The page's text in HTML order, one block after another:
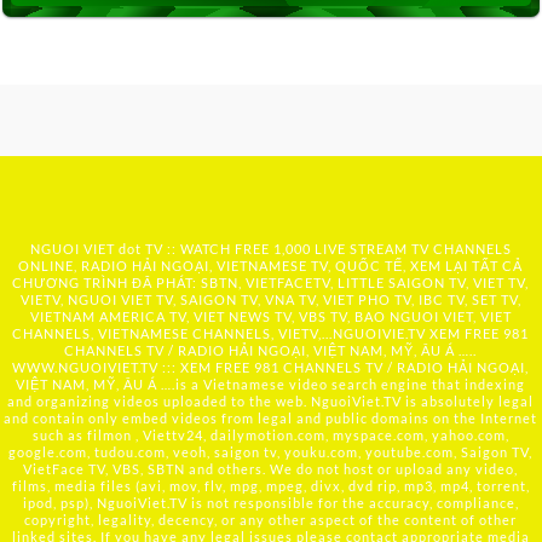
NGUOI VIET dot TV :: WATCH FREE 1,000 LIVE STREAM TV CHANNELS
ONLINE, RADIO HẢI NGOẠI, VIETNAMESE TV, QUỐC TẾ, XEM LẠI TẤT CẢ
CHƯƠNG TRÌNH ĐÃ PHÁT: SBTN, VIETFACETV, LITTLE SAIGON TV, VIET TV,
VIETV, NGUOI VIET TV, SAIGON TV, VNA TV, VIET PHO TV, IBC TV, SET TV,
VIETNAM AMERICA TV, VIET NEWS TV, VBS TV, BAO NGUOI VIET, VIET
CHANNELS, VIETNAMESE CHANNELS, VIETV,... NGUOIVIE.TV XEM FREE 981
CHANNELS TV / RADIO HẢI NGOẠI, VIỆT NAM, MỸ, ÂU Á …..
WWW.NGUOIVIET.TV ::: XEM FREE 981 CHANNELS TV / RADIO HẢI NGOẠI,
VIỆT NAM, MỸ, ÂU Á ….is a Vietnamese video search engine that indexing
and organizing videos uploaded to the web. NguoiViet.TV is absolutely legal
and contain only embed videos from legal and public domains on the Internet
such as filmon , Viettv24, dailymotion.com, myspace.com, yahoo.com,
google.com, tudou.com, veoh, saigon tv, youku.com, youtube.com, Saigon TV,
VietFace TV, VBS, SBTN and others. We do not host or upload any video,
films, media files (avi, mov, flv, mpg, mpeg, divx, dvd rip, mp3, mp4, torrent,
ipod, psp), NguoiViet.TV is not responsible for the accuracy, compliance,
copyright, legality, decency, or any other aspect of the content of other
linked sites. If you have any legal issues please contact appropriate media